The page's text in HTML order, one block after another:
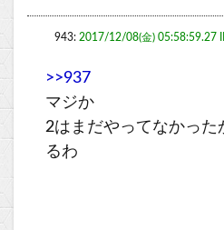
943: 2017/12/08(金) 05:58:59.27
>>937
マジか
2はまだやってなかっ
るわ